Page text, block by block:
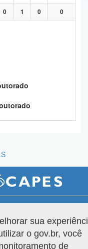
0 1 0 0
Todos os direitos reservados.
sua
o gov.br, você
de